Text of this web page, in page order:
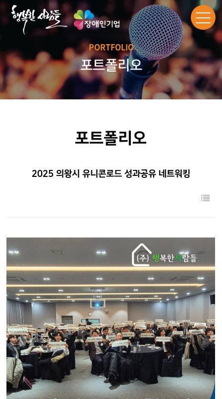
PORTFOLIO
포트폴리오
포트폴리오
2025 의왕시 유니콘로드 성과공유 네트워킹